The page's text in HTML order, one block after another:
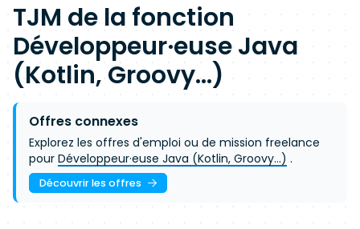
TJM de la fonction
Développeur·euse Java
(Kotlin, Groovy...)
Offres connexes
Explorez les offres d'emploi ou de mission freelance
pour Développeur·euse Java (Kotlin, Groovy...) .
Découvrir les offres